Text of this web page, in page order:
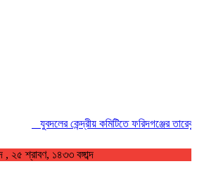
যুবদলের কেন্দ্রীয় কমিটিতে ফরিদগঞ্জের তারেকুর
, ২৫ শ্রাবণ, ১৪৩৩ বঙ্গাব্দ